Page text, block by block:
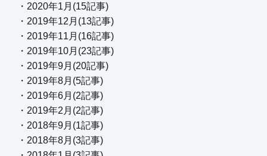
・2020年1月(15記事)
・2019年12月(13記事)
・2019年11月(16記事)
・2019年10月(23記事)
・2019年9月(20記事)
・2019年8月(5記事)
・2019年6月(2記事)
・2019年2月(2記事)
・2018年9月(1記事)
・2018年8月(3記事)